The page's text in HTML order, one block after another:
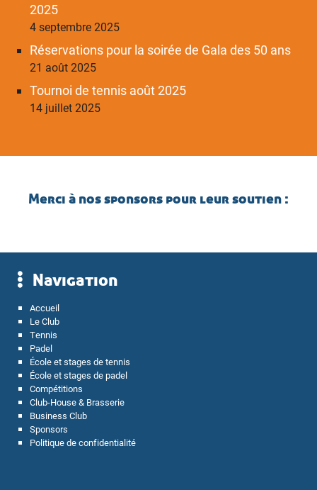
2025
4 septembre 2025
Réservations pour la soirée de Gala des 50 ans
21 août 2025
Tournoi de tennis août 2025
14 juillet 2025
Merci à nos sponsors pour leur soutien :
Navigation
Accueil
Le Club
Tennis
Padel
École et stages de tennis
École et stages de padel
Compétitions
Club-House & Brasserie
Business Club
Sponsors
Politique de confidentialité